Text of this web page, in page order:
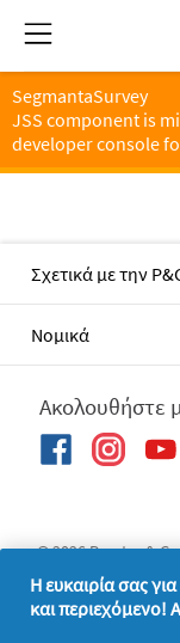
SegmantaSurvey
JSS component is
developer console
Σχετικά με την
Νομικά
Ακολουθήστε
© 2026 Procter &
δικαιώματος. Η
αυτόν τον ιστότοπο
που καθορίζονται
Η ευκαιρία σας
και